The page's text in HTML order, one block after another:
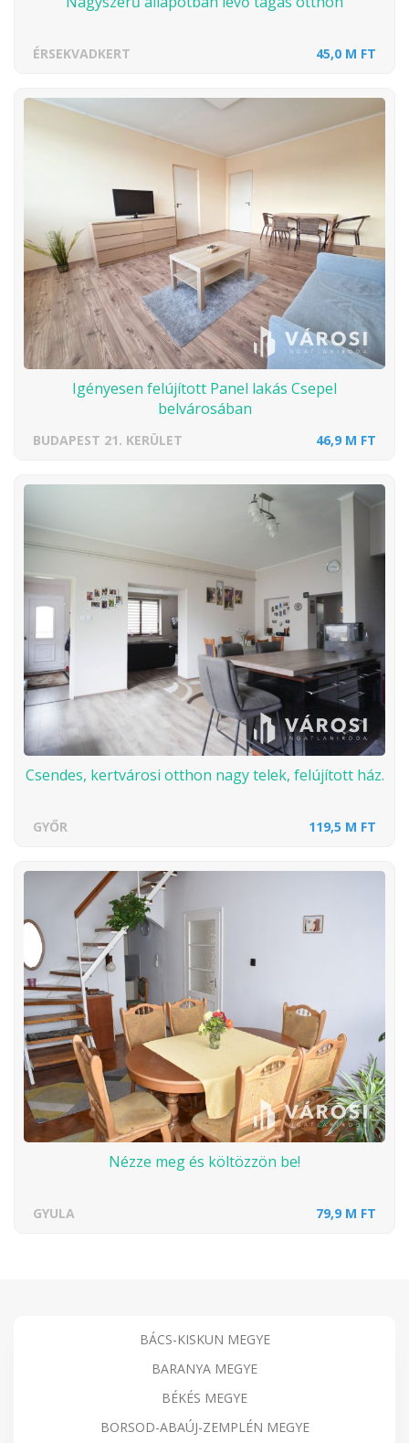
ÉRSEKVADKERT 45,0 M FT
Igényesen felújított Panel lakás Csepel
belvárosában
BUDAPEST 21. KERÜLET 46,9 M FT
Csendes, kertvárosi otthon nagy telek, felújított ház.
GYŐR 119,5 M FT
Nézze meg és költözzön be!
GYULA 79,9 M FT
BÁCS-KISKUN MEGYE
BARANYA MEGYE
BÉKÉS MEGYE
BORSOD-ABAÚJ-ZEMPLÉN MEGYE